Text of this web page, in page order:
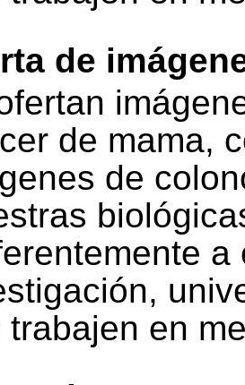
de
de mama,
de
a
trabajen en